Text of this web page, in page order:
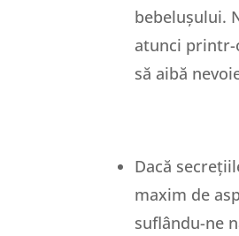
bebelușului.
atunci printr-
să aibă
Dacă
maxim de
suflându-ne